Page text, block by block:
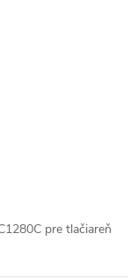
pre tlačiareň